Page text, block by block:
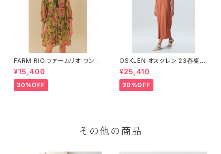
FARM RIO ファームリオ ワンピ
ース Aurora Floral
¥15,400
30%OFF
OSKLEN オスクレン 23春夏
ワンピース 1088-67330
¥25,410
30%OFF
その他の商品